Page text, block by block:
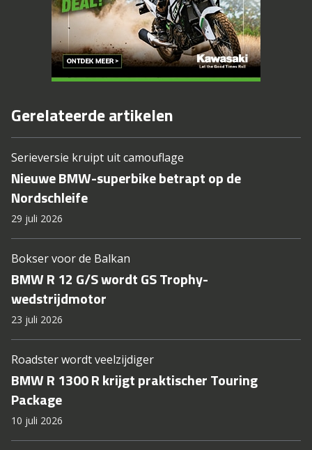
Gerelateerde artikelen
Serieversie kruipt uit camouflage
Nieuwe BMW-superbike betrapt op de
Nordschleife
29 juli 2026
Bokser voor de Balkan
BMW R 12 G/S wordt GS Trophy-
wedstrijdmotor
23 juli 2026
Roadster wordt veelzijdiger
BMW R 1300 R krijgt praktischer Touring
Package
10 juli 2026